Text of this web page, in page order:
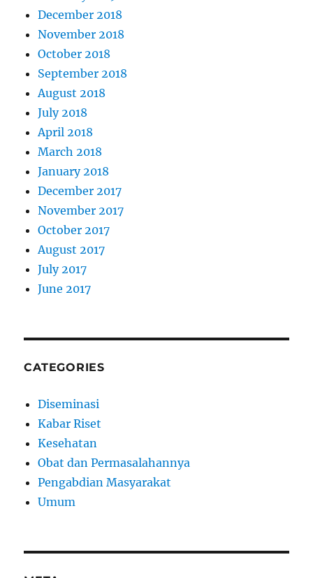
December 2018
November 2018
October 2018
September 2018
August 2018
July 2018
April 2018
March 2018
January 2018
December 2017
November 2017
October 2017
August 2017
July 2017
June 2017
CATEGORIES
Diseminasi
Kabar Riset
Kesehatan
Obat dan Permasalahannya
Pengabdian Masyarakat
Umum